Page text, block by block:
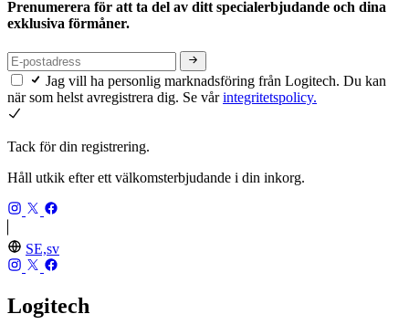
Prenumerera för att ta del av ditt specialerbjudande och dina
exklusiva förmåner.
Jag vill ha personlig marknadsföring från Logitech. Du kan
när som helst avregistrera dig. Se vårintegritetspolicy.
Tack för din registrering.
Håll utkik efter ett välkomsterbjudande i din inkorg.
SE,sv
Logitech